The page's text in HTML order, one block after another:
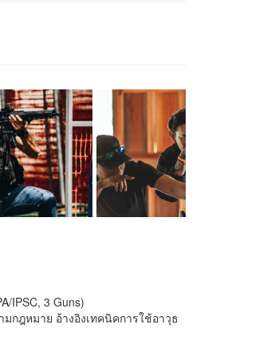
IPSC, 3 Guns)
กฎหมาย อ้างอิงเทคนิคการใช้อาวุธ